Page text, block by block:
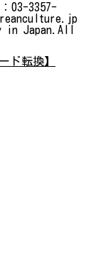
03-3357-
in Japan.All
ド転換】